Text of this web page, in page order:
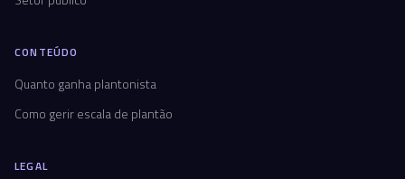
CONTEÚDO
Quanto ganha plantonista
Como gerir escala de plantão
LEGAL